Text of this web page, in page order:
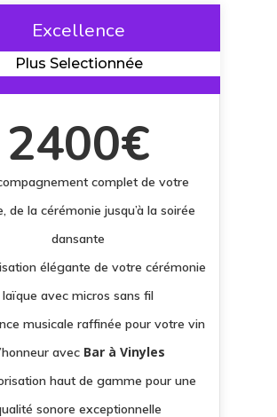
Excellence
Plus Selectionnée
complet de votre
de la cérémonie jusqu’à la soirée
dansante
élégante de votre cérémonie
laïque avec micros sans fil
musicale raffinée pour votre vin
avec Bar à Vinyles
haut de gamme pour une
sonore exceptionnelle